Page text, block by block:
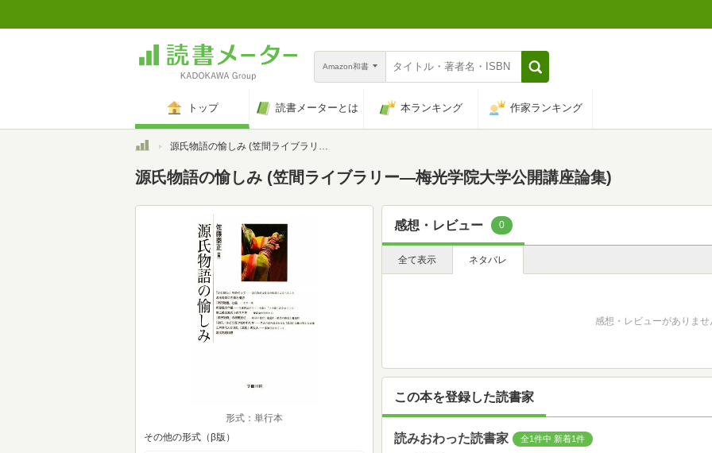
Amazon和書
トップ 読書メーターとは 本ランキング 作家ランキング
トップ源氏物語の愉しみ (笠間ライブラリー―梅光学院大学公開講座論集)
源氏物語の愉しみ (笠間ライブラリー―梅光学院大学公開講座論集)
形式：単行本
その他の形式（β版）
感想・レビュー 0
全て表示 ネタバレ
感想・レビューがありませ
この本を登録した読書家
読みおわった読書家 全1件中 新着1件